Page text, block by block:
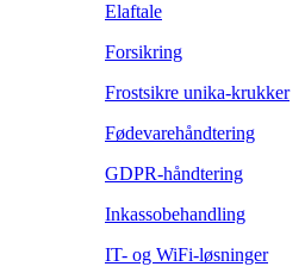
Elaftale
Forsikring
Frostsikre unika-krukker
Fødevarehåndtering
GDPR-håndtering
Inkassobehandling
IT- og WiFi-løsninger